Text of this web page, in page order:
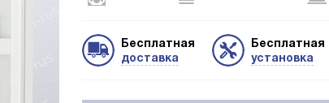
Бесплатная
доставка
Бесплатная
установка